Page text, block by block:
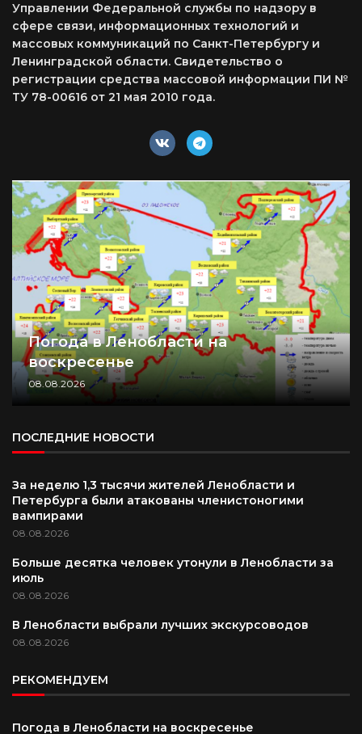
Управлении Федеральной службы по надзору в
сфере связи, информационных технологий и
массовых коммуникаций по Санкт-Петербургу и
Ленинградской области. Свидетельство о
регистрации средства массовой информации ПИ №
ТУ 78-00616 от 21 мая 2010 года.
Погода в Ленобласти на
воскресенье
08.08.2026
ПОСЛЕДНИЕ НОВОСТИ
За неделю 1,3 тысячи жителей Ленобласти и
Петербурга были атакованы членистоногими
вампирами
08.08.2026
Больше десятка человек утонули в Ленобласти за
июль
08.08.2026
В Ленобласти выбрали лучших экскурсоводов
08.08.2026
РЕКОМЕНДУЕМ
Погода в Ленобласти на воскресенье